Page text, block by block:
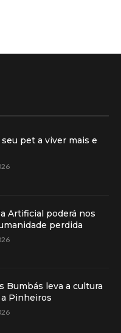
pet a viver mais e
Artificial poderá nos
perdida
Bumbás leva a cultura
Pinheiros